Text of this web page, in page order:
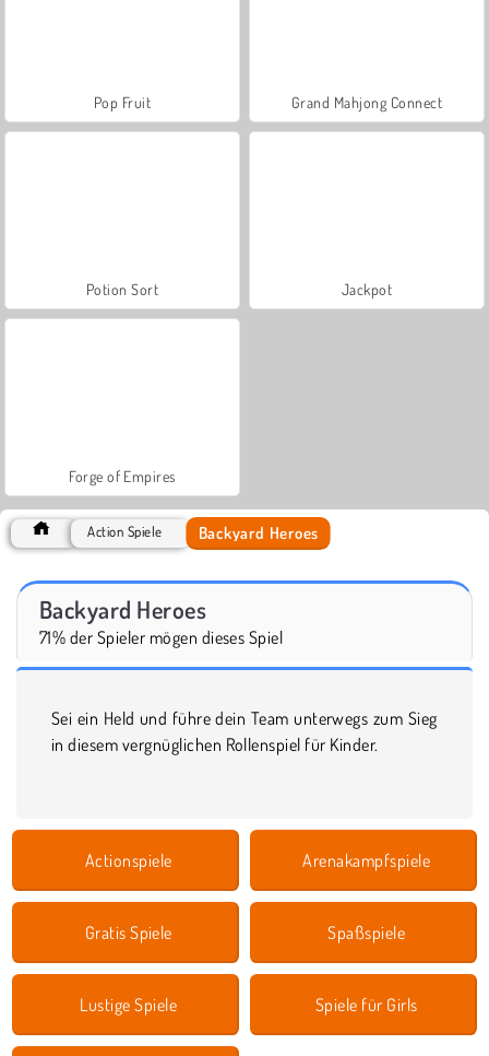
Pop Fruit Grand Mahjong Connect
Potion Sort Jackpot
Forge of Empires
Action Spiele Backyard Heroes
Backyard Heroes
71% der Spieler mögen dieses Spiel
Sei ein Held und führe dein Team unterwegs zum Sieg
in diesem vergnüglichen Rollenspiel für Kinder.
Actionspiele Arenakampfspiele
Gratis Spiele Spaßspiele
Lustige Spiele Spiele für Girls